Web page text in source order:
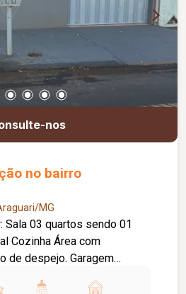
nos
no bairro
MG
Sala 03 quartos sendo 01
Cozinha Área com
de despejo. Garagem